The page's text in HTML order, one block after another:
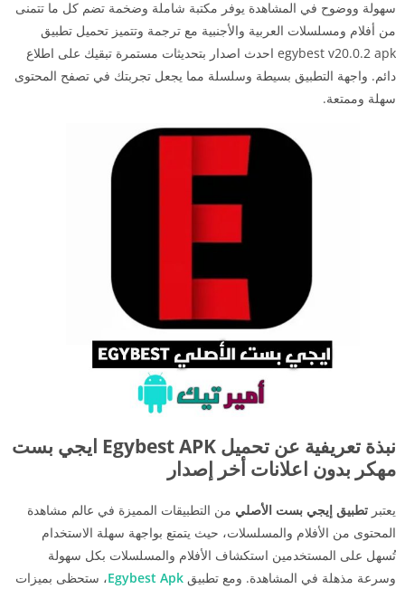
سهولة ووضوح في المشاهدة يوفر مكتبة شاملة وضخمة تضم كل ما تتمنى
من أفلام ومسلسلات العربية والأجنبية مع ترجمة وتتميز تحميل تطبيق
egybest v20.0.2 apk احدث اصدار بتحديثات مستمرة تبقيك على اطلاع
دائم. واجهة التطبيق بسيطة وسلسلة مما يجعل تجربتك في تصفح المحتوى
سهلة وممتعة.
نبذة تعريفية عن تحميل Egybest APK ايجي بست
مهكر بدون اعلانات أخر إصدار
يعتبر تطبيق إيجي بست الأصلي من التطبيقات المميزة في عالم مشاهدة
المحتوى من الأفلام والمسلسلات، حيث يتمتع بواجهة سهلة الاستخدام
تُسهل على المستخدمين استكشاف الأفلام والمسلسلات بكل سهولة
وسرعة مذهلة في المشاهدة. ومع تطبيق Egybest Apk، ستحظى بميزات